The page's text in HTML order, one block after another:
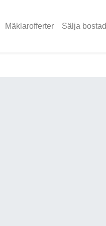
Mäklarofferter Sälja bostad